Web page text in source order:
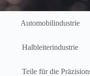
Automobilindustrie
Halbleiterindustrie
Teile für die